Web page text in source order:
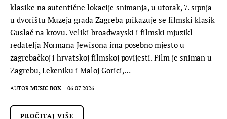
klasike na autentične lokacije snimanja, u utorak, 7. srpnja
u dvorištu Muzeja grada Zagreba prikazuje se filmski klasik
Guslač na krovu. Veliki broadwayski i filmski mjuzikl
redatelja Normana Jewisona ima posebno mjesto u
zagrebačkoj i hrvatskoj filmskoj povijesti. Film je sniman u
Zagrebu, Lekeniku i Maloj Gorici,…
AUTOR MUSIC BOX 06.07.2026.
PROČITAJ VIŠE